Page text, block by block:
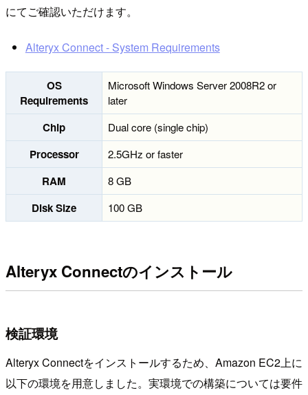
にてご確認いただけます。
Alteryx Connect - System Requirements
OS
Requirements
Microsoft Windows Server 2008R2 or
later
Chip Dual core (single chip)
Processor 2.5GHz or faster
RAM 8 GB
Disk Size 100 GB
Alteryx Connectのインストール
検証環境
Alteryx Connectをインストールするため、Amazon EC2上に
以下の環境を用意しました。実環境での構築については要件